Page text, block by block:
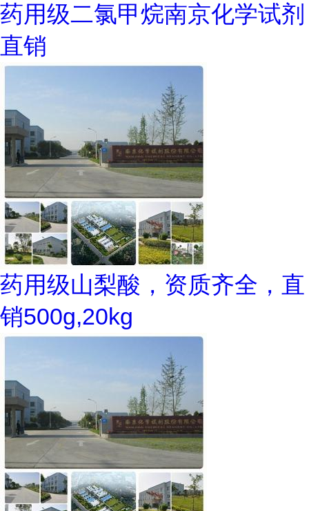
药用级二氯甲烷南京化学试剂
直销
药用级山梨酸，资质齐全，直
销500g,20kg